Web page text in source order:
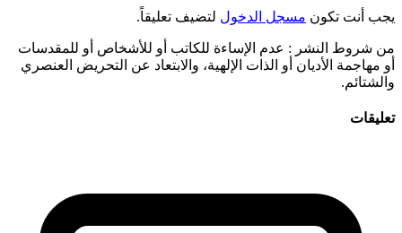
أنت تكونمسجل الدخوللتضيف تعليقاً.
شروط النشر: عدم الإساءة للكاتب أو للأشخاص أو للمقدسات
مهاجمة الأديان أو الذات الإلهية، والابتعاد عن التحريض العنصري